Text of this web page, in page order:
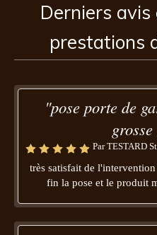
Derniers
prestations
"pose porte de
Par TESTARD
très satisfait de
fin la pose et le produit